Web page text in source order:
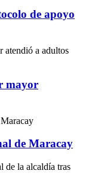
de apoyo
mayor
de Maracay